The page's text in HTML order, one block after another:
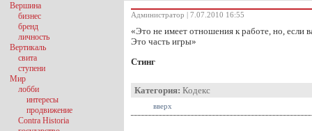
Администратор | 7.07.2010 16:55
«Это не имеет отношения к работе, но, если
Это часть игры»
Стинг
Категория: Кодекс
вверх
Вершина
бизнес
бренд
личность
Вертикаль
свита
ступени
Мир
лобби
интересы
продвижение
Contra Historia